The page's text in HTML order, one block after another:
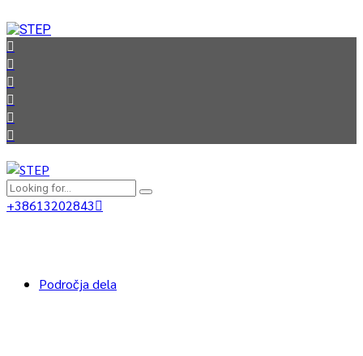
+38613202843
Področja dela